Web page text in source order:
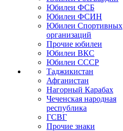
Юбилеи ФСБ
Юбилеи ФСИН
Юбилеи Спортивных
организаций
Прочие юбилеи
Юбилеи ВКС
Юбилеи СССР
Таджикистан
Афганистан
Нагорный Карабах
Чеченская народная
республика
ГСВГ
Прочие знаки